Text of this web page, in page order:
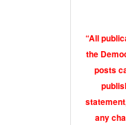
“All
the
posts
any